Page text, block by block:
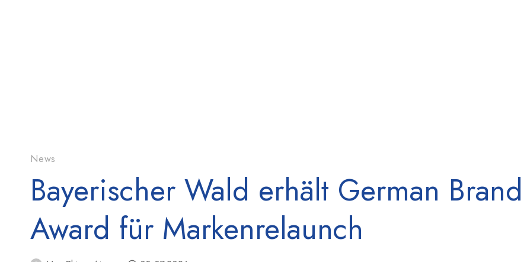
News
Bayerischer Wald erhält German Brand
Award für Markenrelaunch